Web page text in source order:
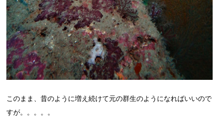
このまま、昔のように増え続けて元の群生のようになればいいので
すが。。。。。